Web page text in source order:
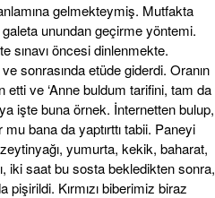
gelmekteymiş. Mutfakta
unundan geçirme yöntemi.
sınavı öncesi dinlenmekte.
sonrasında etüde giderdi. Oranın
ve ‘Anne buldum tarifini, tam da
işte buna örnek. İnternetten bulup,
bana da yaptırttı tabii. Paneyi
yumurta, kekik, baharat,
iki saat bu sosta bekledikten sonra,
pişirildi. Kırmızı biberimiz biraz